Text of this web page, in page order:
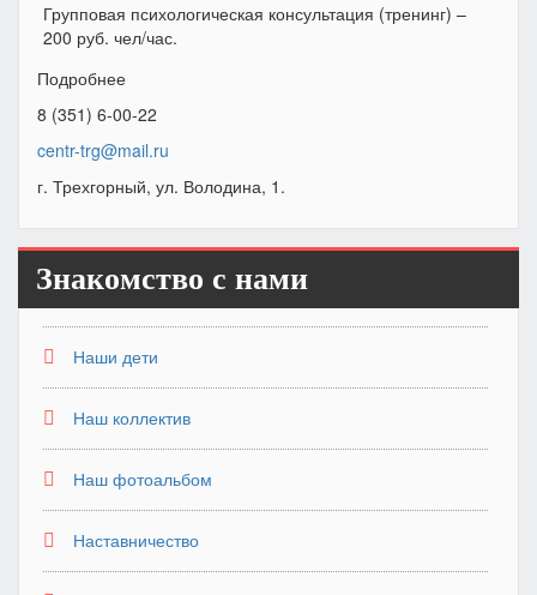
Групповая психологическая консультация (тренинг) –
200 руб. чел/час.
Подробнее
8 (351) 6-00-22
centr-trg@mail.ru
г. Трехгорный, ул. Володина, 1.
Знакомство с нами
Наши дети
Наш коллектив
Наш фотоальбом
Наставничество